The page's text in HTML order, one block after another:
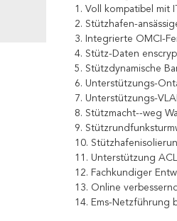
1. Voll kompatibel mit
2. Stützhafen-
3. Integrierte OMCI-
4. Stütz-Daten
5. Stützdynamische
6. Unterstützungs-
7. Unterstützungs-
8. Stützmacht--weg
9.
10.
11. Unterstützung
12. Fachkundiger
13. Online
14. Ems-Netzführung